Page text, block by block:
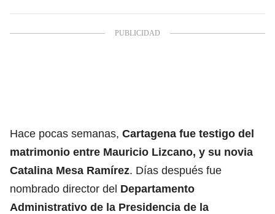
Hace pocas semanas, Cartagena fue testigo del
matrimonio entre Mauricio Lizcano, y su novia
Catalina Mesa Ramírez. Días después fue
nombrado director del Departamento
Administrativo de la Presidencia de la